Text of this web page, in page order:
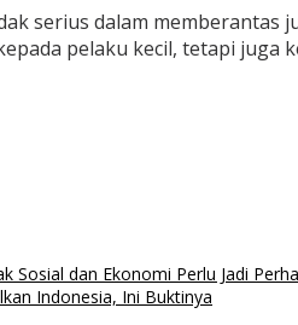
serius dalam memberantas
pelaku kecil, tetapi juga
Sosial dan Ekonomi Perlu Jadi
Indonesia, Ini Buktinya